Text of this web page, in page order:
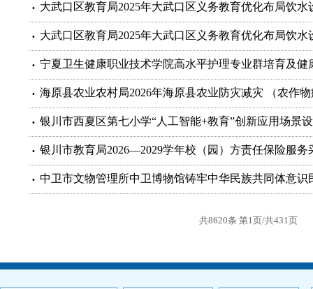
大武口区教育局2025年大武口区义务教育优化布局饮
大武口区教育局2025年大武口区义务教育优化布局饮
宁夏卫生健康职业技术学院高水平护理专业群培育及
海原县农业农村局2026年海原县农业防灾减灾 （农作
银川市西夏区第七小学“人工智能+教育”创新应用场景
银川市教育局2026—2029学年校（园）方责任保险服务
中卫市文物管理所中卫博物馆铸牢中华民族共同体意
共8620条 第1页/共431页